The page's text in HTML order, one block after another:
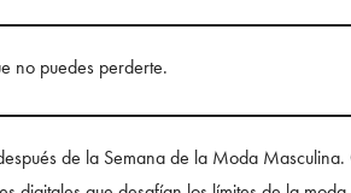
no puedes perderte.
de la Semana de la Moda Masculina.